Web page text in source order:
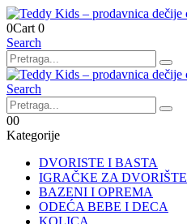
0Cart 0
Search
Search
00
Kategorije
DVORISTE I BASTA
IGRAČKE ZA DVORIŠTE
BAZENI I OPREMA
ODEĆA BEBE I DECA
KOLICA